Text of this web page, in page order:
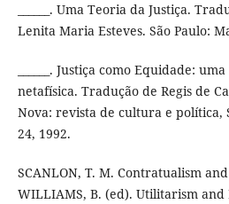
______. Uma Teoria da Justiça.
Lenita Maria Esteves. São Paulo:
______. Justiça como Equidade:
netafísica. Tradução de Regis de
Nova: revista de cultura e política,
24, 1992.
SCANLON, T. M. Contratualism
WILLIAMS, B. (ed). Utilitarism and